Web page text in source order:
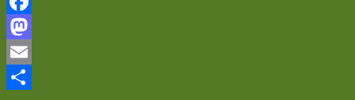
Facebook
Mastodon
Email